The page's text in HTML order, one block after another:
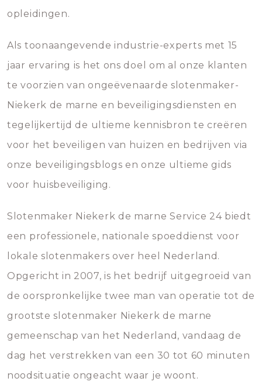
opleidingen.
Als toonaangevende industrie-experts met 15
jaar ervaring is het ons doel om al onze klanten
te voorzien van ongeëvenaarde slotenmaker-
Niekerk de marne en beveiligingsdiensten en
tegelijkertijd de ultieme kennisbron te creëren
voor het beveiligen van huizen en bedrijven via
onze beveiligingsblogs en onze ultieme gids
voor huisbeveiliging.
Slotenmaker Niekerk de marne Service 24 biedt
een professionele, nationale spoeddienst voor
lokale slotenmakers over heel Nederland.
Opgericht in 2007, is het bedrijf uitgegroeid van
de oorspronkelijke twee man van operatie tot de
grootste slotenmaker Niekerk de marne
gemeenschap van het Nederland, vandaag de
dag het verstrekken van een 30 tot 60 minuten
noodsituatie ongeacht waar je woont.